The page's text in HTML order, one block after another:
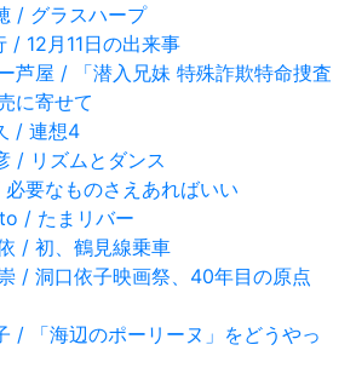
/ グラスハープ
/ 12月11日の出来事
芦屋 / 「潜入兄妹 特殊詐欺特命捜査
に寄せて
/ 連想4
/ リズムとダンス
要なものさえあればいい
/ たまリバー
/ 初、鶴見線乗車
/ 洞口依子映画祭、40年目の原点
/ 「海辺のポーリーヌ」をどうやっ